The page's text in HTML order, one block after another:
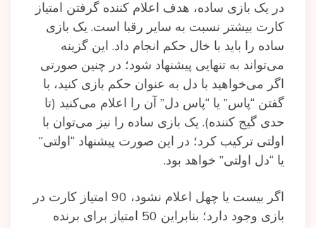
در یک بازی ساده، هدف اعلام کننده‌ گرفتن‌ امتیاز
کارت بیشتر نسبت به سایر رقبا است. یک بازی
ساده را باید با خال حکم انجام داد. این گزینه
می‌تواند به تنهایی پیشنهاد شود؛ در چنین صورتی
اگر می‌خواهید با دل‌ به عنوان حکم بازی کنید، با
گفتن‌ “پاس” یا “پاس دل” آن را اعلام می‌کنید (تا
حدی گیج کننده‌). یک بازی ساده را نیز می‌توان با
اولتی ترکیب کرد؛ در این صورت پیشنهاد “اولتی”
یا “دل اولتی” خواهد بود.
اگر بیست یا چهل اعلام نشود، 90 امتیاز کارت در
بازی وجود دارد؛ بنابراین 50 امتیاز برای برنده